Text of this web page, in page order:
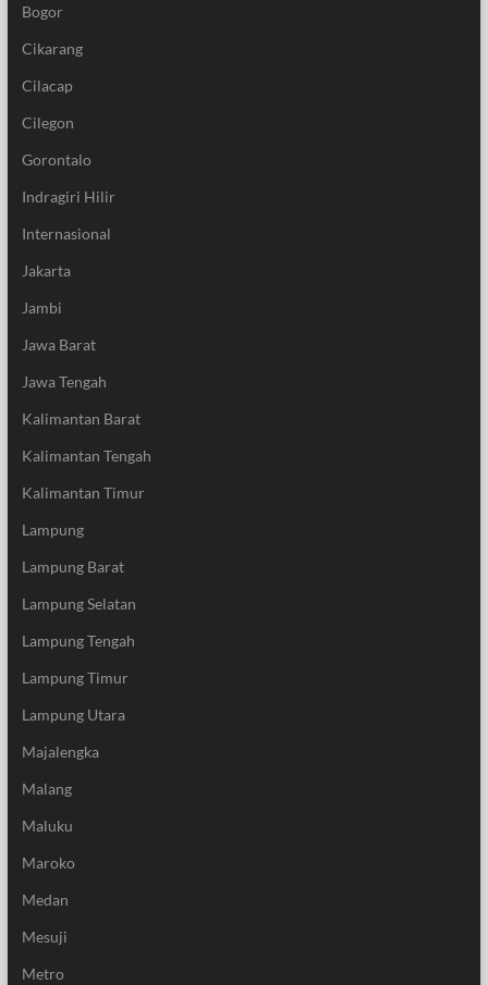
Bogor
Cikarang
Cilacap
Cilegon
Gorontalo
Indragiri Hilir
Internasional
Jakarta
Jambi
Jawa Barat
Jawa Tengah
Kalimantan Barat
Kalimantan Tengah
Kalimantan Timur
Lampung
Lampung Barat
Lampung Selatan
Lampung Tengah
Lampung Timur
Lampung Utara
Majalengka
Malang
Maluku
Maroko
Medan
Mesuji
Metro